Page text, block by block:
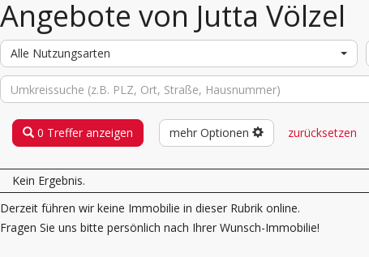
Angebote von Jutta Völzel
Alle Nutzungsarten
0 Treffer anzeigen mehr Optionen zurücksetzen
Kein Ergebnis.
Derzeit führen wir keine Immobilie in dieser Rubrik online.
Fragen Sie uns bitte persönlich nach Ihrer Wunsch-Immobilie!